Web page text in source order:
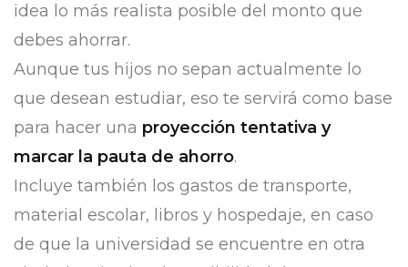
idea lo más realista posible del monto que
debes ahorrar.
Aunque tus hijos no sepan actualmente lo
que desean estudiar, eso te servirá como base
para hacer una proyección tentativa y
marcar la pauta de ahorro.
Incluye también los gastos de transporte,
material escolar, libros y hospedaje, en caso
de que la universidad se encuentre en otra